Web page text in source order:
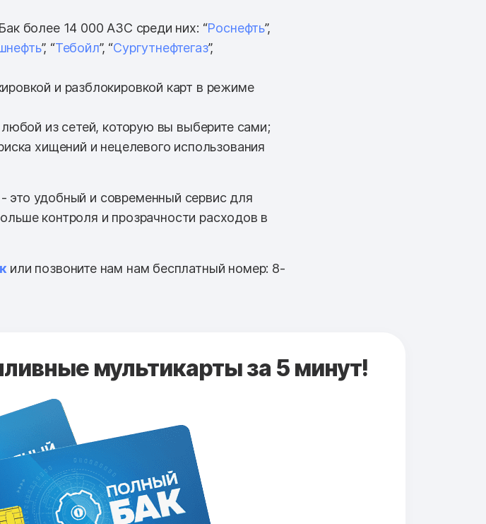
более 14 000 АЗС среди них: “Роснефть”,
”, “Тебойл”, “Сургутнефтегаз”,
и разблокировкой карт в режиме
из сетей, которую вы выберите сами;
хищений и нецелевого использования
- это удобный и современный сервис для
контроля и прозрачности расходов в
или позвоните нам нам бесплатный номер: 8-
мультикарты за 5 минут!